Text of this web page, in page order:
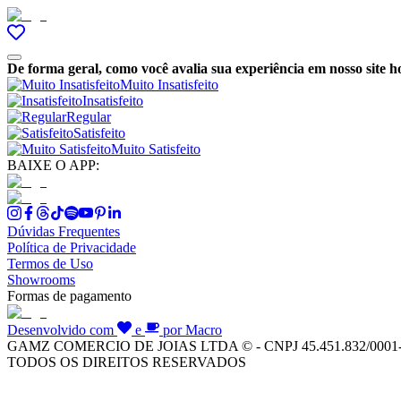
De forma geral, como você avalia sua experiência em nosso site
Muito Insatisfeito
Insatisfeito
Regular
Satisfeito
Muito Satisfeito
BAIXE O APP:
Dúvidas Frequentes
Política de Privacidade
Termos de Uso
Showrooms
Formas de pagamento
Desenvolvido com e
por Macro
GAMZ COMERCIO DE JOIAS LTDA © - CNPJ 45.451.832/
TODOS OS DIREITOS RESERVADOS